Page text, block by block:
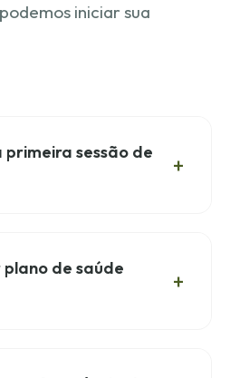
iniciar sua
sessão de
+
você a buscar terapia, o
expectativas. É
de saúde
+